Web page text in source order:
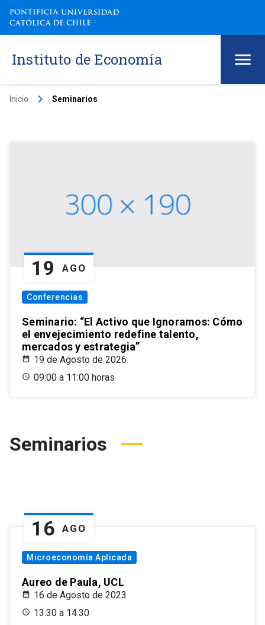
Instituto de Economía
Inicio keyboard_arrow_right Seminarios
19 AGO
Conferencias
Seminario: “El Activo que Ignoramos: Cómo
el envejecimiento redefine talento,
mercados y estrategia”
19 de Agosto de 2026
09:00 a 11:00 horas
Seminarios
16 AGO
Microeconomía Aplicada
Aureo de Paula, UCL
16 de Agosto de 2023
13:30 a 14:30